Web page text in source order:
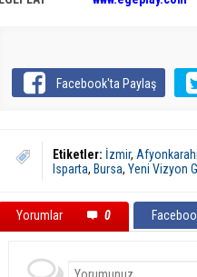
Facebook'ta Paylaş
Etiketler: İzmir,
Isparta, Bursa, Yeni Vizyon
Yorumlar 0